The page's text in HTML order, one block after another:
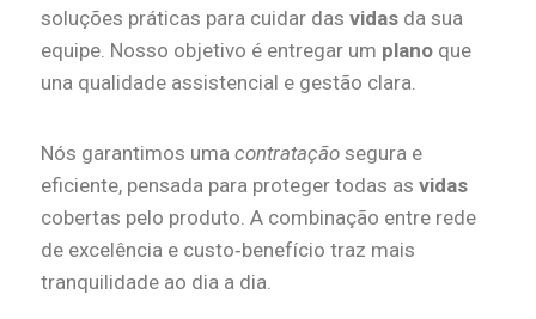
soluções práticas para cuidar das vidas da sua
equipe. Nosso objetivo é entregar um plano que
una qualidade assistencial e gestão clara.
Nós garantimos uma contratação segura e
eficiente, pensada para proteger todas as vidas
cobertas pelo produto. A combinação entre rede
de excelência e custo‑benefício traz mais
tranquilidade ao dia a dia.